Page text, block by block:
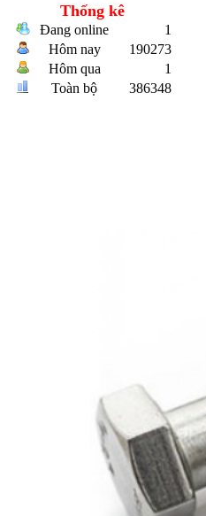
Thống kê
Đang online
1
Hôm nay
190273
Hôm qua
1
Toàn bộ
386348